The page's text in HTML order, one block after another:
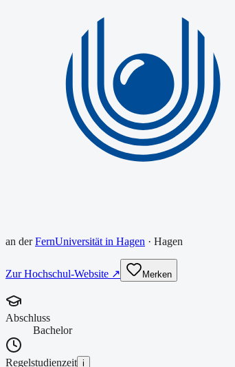
an derFernUniversität in Hagen · Hagen
Zur Hochschul-Website ↗ Merken
Abschluss
Bachelor
Regelstudienzeit i